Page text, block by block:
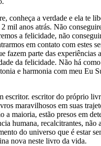
conheça a verdade e ela te
mil anos atrás. Não
a felicidade, não
em contato com estes
fazem parte das experiências
da felicidade. Não há
e harmonia com meu Eu
escritor. escritor do próprio
maravilhosos em suas
a maioria, estão presos em
humana, recalcitrantes, não
do universo que é estar
nova neste livro da vida.